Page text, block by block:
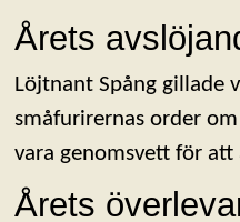
Årets
Löjtnant Spång gillade
småfurirernas order
vara genomsvett för att
Årets